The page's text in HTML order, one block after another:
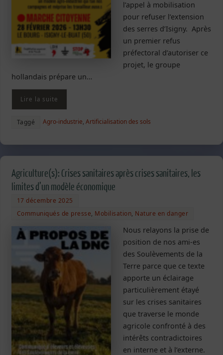
l’appel à mobilisation
pour refuser l’extension
des serres d’Isigny. Après
un premier refus
préfectoral d’autoriser ce
projet, le groupe
hollandais prépare un…
Lire la suite
Taggé Agro-industrie,Artificialisation des sols
Agriculture(s): Crises sanitaires après crises sanitaires, les
limites d’un modèle économique
17 décembre 2025
Communiqués de presse, Mobilisation, Nature en danger
Nous relayons la prise de
position de nos ami-es
des Soulèvements de la
Terre parce que ce texte
apporte un éclairage
particulièrement étayé
sur les crises sanitaires
que traverse le monde
agricole confronté à des
intérêts contradictoires
en interne et à l’externe.